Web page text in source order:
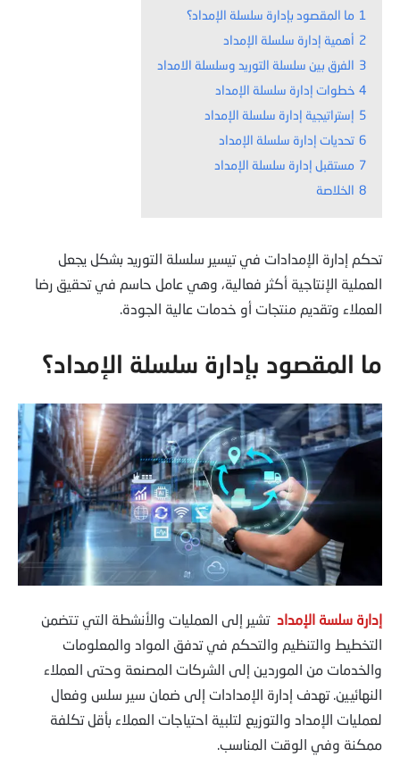
1 ما المقصود بإدارة سلسلة الإمداد؟
2 أهمية إدارة سلسلة الإمداد
3 الفرق بين سلسلة التوريد وسلسلة الامداد
4 خطوات إدارة سلسلة الإمداد
5 إستراتيجية إدارة سلسلة الإمداد
6 تحديات إدارة سلسلة الإمداد
7 مستقبل إدارة سلسلة الإمداد
8 الخلاصة
تحكم إدارة الإمدادات في تيسير سلسلة التوريد بشكل يجعل
العملية الإنتاجية أكثر فعالية، وهي عامل حاسم في تحقيق رضا
العملاء وتقديم منتجات أو خدمات عالية الجودة.
ما المقصود بإدارة سلسلة الإمداد؟
إدارة سلسة الإمداد تشير إلى العمليات والأنشطة التي تتضمن
التخطيط والتنظيم والتحكم في تدفق المواد والمعلومات
والخدمات من الموردين إلى الشركات المصنعة وحتى العملاء
النهائيين. تهدف إدارة الإمدادات إلى ضمان سير سلس وفعال
لعمليات الإمداد والتوزيع لتلبية احتياجات العملاء بأقل تكلفة
ممكنة وفي الوقت المناسب.